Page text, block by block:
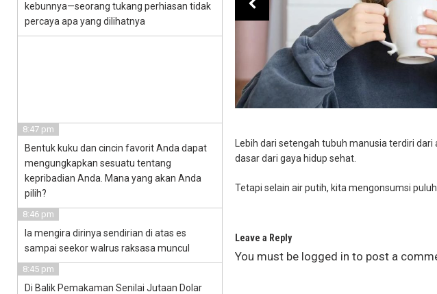
Lebih dari setengah tubuh manusia terdiri dari
dasar dari gaya hidup sehat.
Tetapi selain air putih, kita mengonsumsi
Leave a Reply
You must be logged in to post a
kebunnya—seorang tukang perhiasan tidak
percaya apa yang dilihatnya
8:47 pm
Bentuk kuku dan cincin favorit Anda dapat
mengungkapkan sesuatu tentang
kepribadian Anda. Mana yang akan Anda
pilih?
8:46 pm
Ia mengira dirinya sendirian di atas es
sampai seekor walrus raksasa muncul
8:45 pm
Di Balik Pemakaman Senilai Jutaan Dolar